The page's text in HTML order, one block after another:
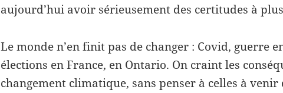
aujourd’hui avoir sérieusement des certitudes à
Le monde n’en finit pas de changer : Covid, guerre
élections en France, en Ontario. On craint les
changement climatique, sans penser à celles à venir